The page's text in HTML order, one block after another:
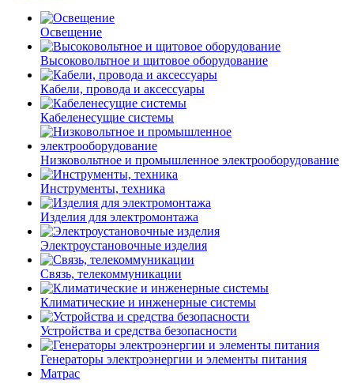
Освещение
Высоковольтное и щитовое оборудование
Кабели, провода и аксессуары
Кабеленесущие системы
Низковольтное и промышленное электрооборудование
Инструменты, техника
Изделия для электромонтажа
Электроустановочные изделия
Связь, телекоммуникации
Климатические и инженерные системы
Устройства и средства безопасности
Генераторы электроэнергии и элементы питания
Матрас